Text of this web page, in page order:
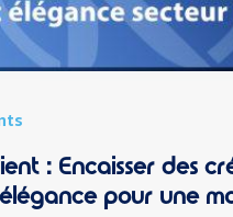
: Encaisser des
pour une